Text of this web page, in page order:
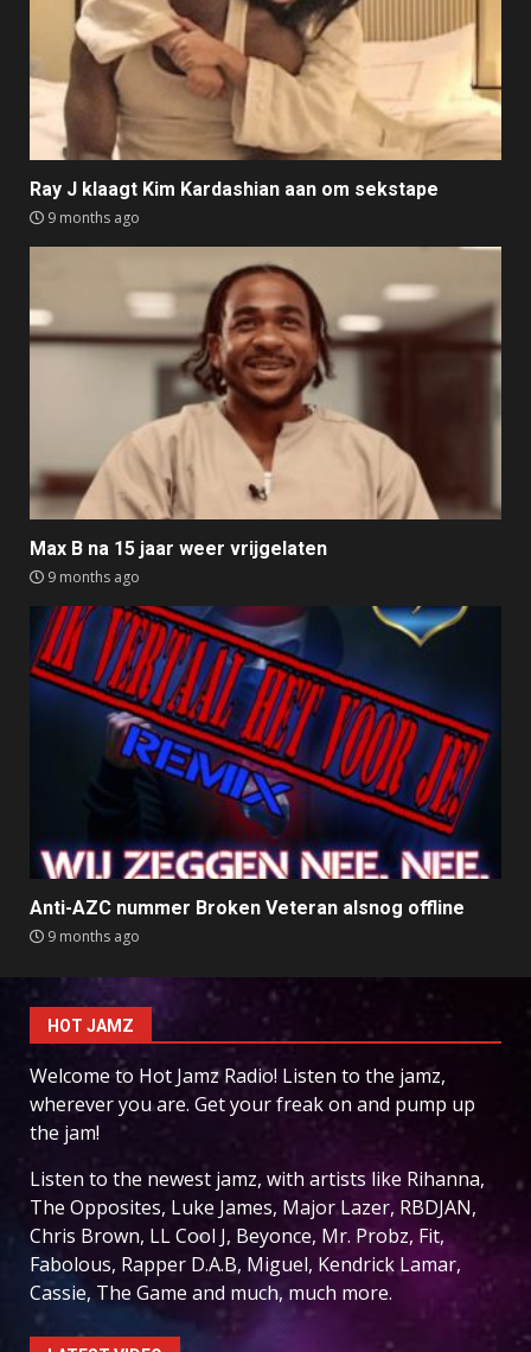
Ray J klaagt Kim Kardashian aan om sekstape
9 months ago
Max B na 15 jaar weer vrijgelaten
9 months ago
Anti-AZC nummer Broken Veteran alsnog offline
9 months ago
HOT JAMZ
Welcome to Hot Jamz Radio! Listen to the jamz,
wherever you are. Get your freak on and pump up
the jam!
Listen to the newest jamz, with artists like Rihanna,
The Opposites, Luke James, Major Lazer, RBDJAN,
Chris Brown, LL Cool J, Beyonce, Mr. Probz, Fit,
Fabolous, Rapper D.A.B, Miguel, Kendrick Lamar,
Cassie, The Game and much, much more.